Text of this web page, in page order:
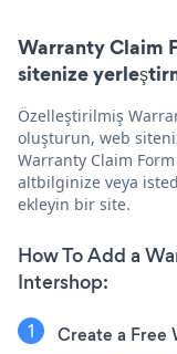
Warranty Claim
sitenize
Özelleştirilmiş
oluşturun, web
Warranty Claim
altbilginize veya
ekleyin bir site.
How To Add a
Intershop:
Create a Free